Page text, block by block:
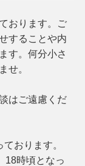
おります。ご
することや内
す。何分小さ
せ。
はご遠慮くだ
おります。
18時頃となっ